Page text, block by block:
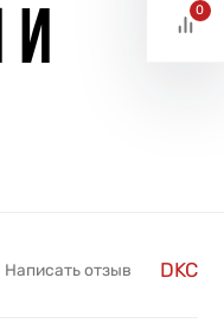
И
Написать отзыв DKC
0